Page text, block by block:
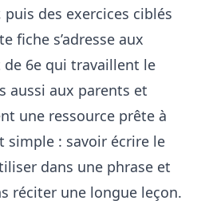
des exercices ciblés
fiche s’adresse aux
de 6e qui travaillent le
aussi aux parents et
une ressource prête à
simple : savoir écrire le
dans une phrase et
réciter une longue leçon.